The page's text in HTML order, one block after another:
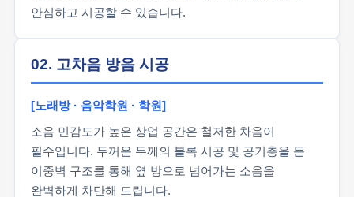
안심하고 시공할 수 있습니다.
02. 고차음 방음 시공
[노래방 · 음악학원 · 학원]
소음 민감도가 높은 상업 공간은 철저한 차음이
필수입니다. 두꺼운 두께의 블록 시공 및 공기층을 둔
이중벽 구조를 통해 옆 방으로 넘어가는 소음을
완벽하게 차단해 드립니다.